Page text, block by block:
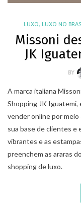
LUXO, LUXO NO
Missoni
JK
BY
A marca italiana
Shopping JK Iguatemi,
vender online por
sua base de clientes e
vibrantes e as
preenchem as araras
shopping de luxo.